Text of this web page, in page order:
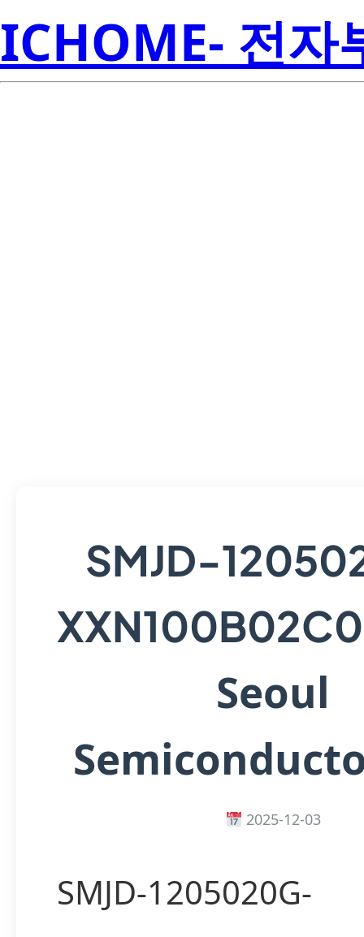
ICHOME- 전자
SMJD-
Seoul
2025-12-03
SMJD-1205020G-